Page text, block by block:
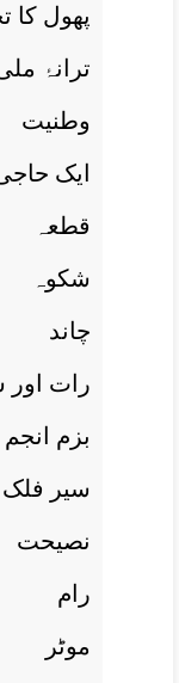
پھول کا
ترانۂ
وطنيت
ايک
قطعہ
شکوہ
چاند
رات اور
بزم انجم
سیر فلک
نصيحت
رام
موٹر